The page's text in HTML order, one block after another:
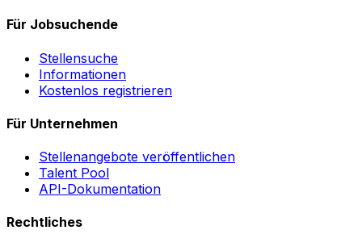
Für Jobsuchende
Stellensuche
Informationen
Kostenlos registrieren
Für Unternehmen
Stellenangebote veröffentlichen
Talent Pool
API-Dokumentation
Rechtliches